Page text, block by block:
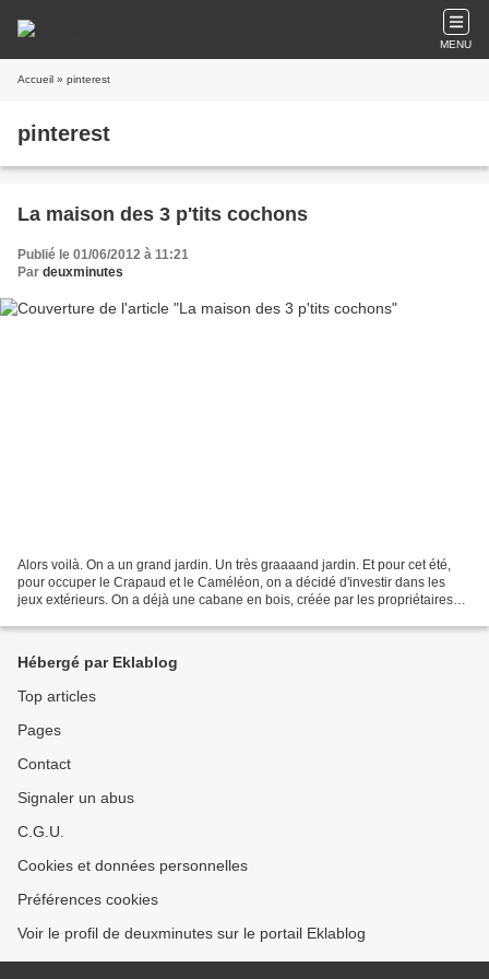
MENU
Accueil » pinterest
pinterest
La maison des 3 p'tits cochons
Publié le 01/06/2012 à 11:21
Par deuxminutes
Alors voilà. On a un grand jardin. Un très graaaand jardin. Et pour cet été,
pour occuper le Crapaud et le Caméléon, on a décidé d'investir dans les
jeux extérieurs. On a déjà une cabane en bois, créée par les propriétaires
Hébergé par Eklablog
Top articles
Pages
Contact
Signaler un abus
C.G.U.
Cookies et données personnelles
Préférences cookies
Voir le profil de deuxminutes sur le portail Eklablog